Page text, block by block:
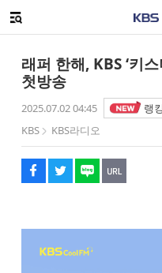
메뉴 열기
래퍼 한해, KBS ‘키
첫방송
2025.07.02 04:45
랭
KBS
KBS라디오
페이스북
트위터
네이버
URL복사
글씨 작게보기
글씨 크게보기